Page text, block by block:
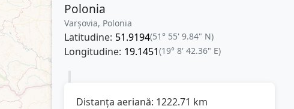
Polonia
Varşovia, Polonia
Latitudine: 51.9194(51° 55' 9.84" N)
Longitudine: 19.1451(19° 8' 42.36" E)
Distanța aeriană: 1222.71 km